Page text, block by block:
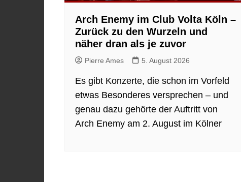
Arch Enemy im Club Volta Köln –
Zurück zu den Wurzeln und
näher dran als je zuvor
Pierre Ames 5. August 2026
Es gibt Konzerte, die schon im Vorfeld
etwas Besonderes versprechen – und
genau dazu gehörte der Auftritt von
Arch Enemy am 2. August im Kölner